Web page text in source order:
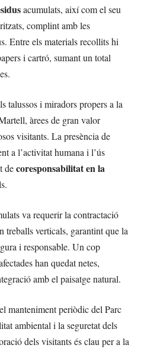
acumulats, així com el seu
complint amb les
Entre els materials recollits hi
i cartró, sumant un total
talussos i miradors propers a la
àrees de gran valor
visitants. La presència de
a l’activitat humana i l’ús
decoresponsabilitat en la
va requerir la contractació
treballs verticals, garantint que la
i responsable. Un cop
han quedat netes,
amb el paisatge natural.
manteniment periòdic del Parc
ambiental i la seguretat dels
dels visitants és clau per a la